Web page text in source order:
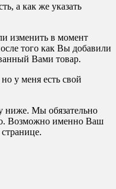
а как же указать
изменить в момент
того как Вы добавили
Вами товар.
у меня есть свой
ниже. Мы обязательно
Возможно именно Ваш